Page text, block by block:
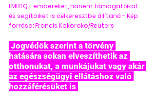
LMBTQ+ embereket, hanem támogatóikat
és segítőiket is célkeresztbe állítaná - Kép
forrása: Francis Kokoroko/Reuters
hatására sokan elveszíthetik az
otthonukat, a munkájukat vagy akár
az egészségügyi ellátáshoz való
hozzáférésüket is